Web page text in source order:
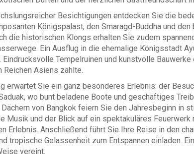
Besichtigungen entdecken Sie die
Königspalast, den Smaragd-Buddha und
die historischen Klongs erhalten Sie zudem
Ein Ausflug in die ehemalige Königsstadt
Eindrucksvolle Tempelruinen und kunstvolle
Reichen Asiens zählte.
erwartet Sie ein ganz besonderes Erlebnis: der
wo bunt beladene Boote und geschäftiges
von Bangkok feiern Sie den Jahresbeginn in
Musik und der Blick auf ein spektakuläres Feuerwerk
Erlebnis. Anschließend führt Sie Ihre Reise in den
tropische Gelassenheit zum Entspannen einladen.
vereint.